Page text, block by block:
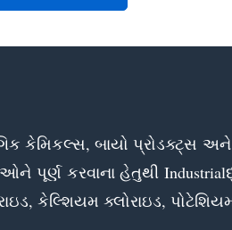
બાયો પ્રોડક્ટ્સ અને
કરવાના હેતુથી
કેલ્શિયમ ક્લોરાઇડ,